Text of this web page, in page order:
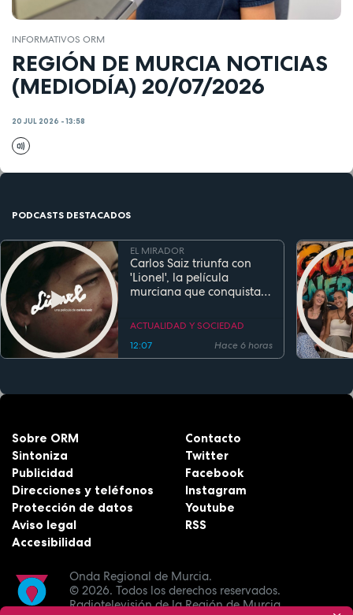
INFORMATIVOS ORM
REGIÓN DE MURCIA NOTICIAS
(MEDIODÍA) 20/07/2026
20 JUL 2026 - 13:58
PODCASTS DESTACADOS
EL MIRADOR
Carlos Saiz triunfa con
'Lionel', la película
murciana que conquista
estreno
ACTUALIDAD Y SOCIEDAD
12:07
Hace 6 horas
Onda Regional de Murcia.
© 2026. Todos los derechos reservados.
Radiotelevisión de la Región de Murcia.
Sobre ORM
Sintoniza
Publicidad
Direcciones y teléfonos
Protección de datos
Aviso legal
Accesibilidad
Contacto
Twitter
Facebook
Instagram
Youtube
RSS